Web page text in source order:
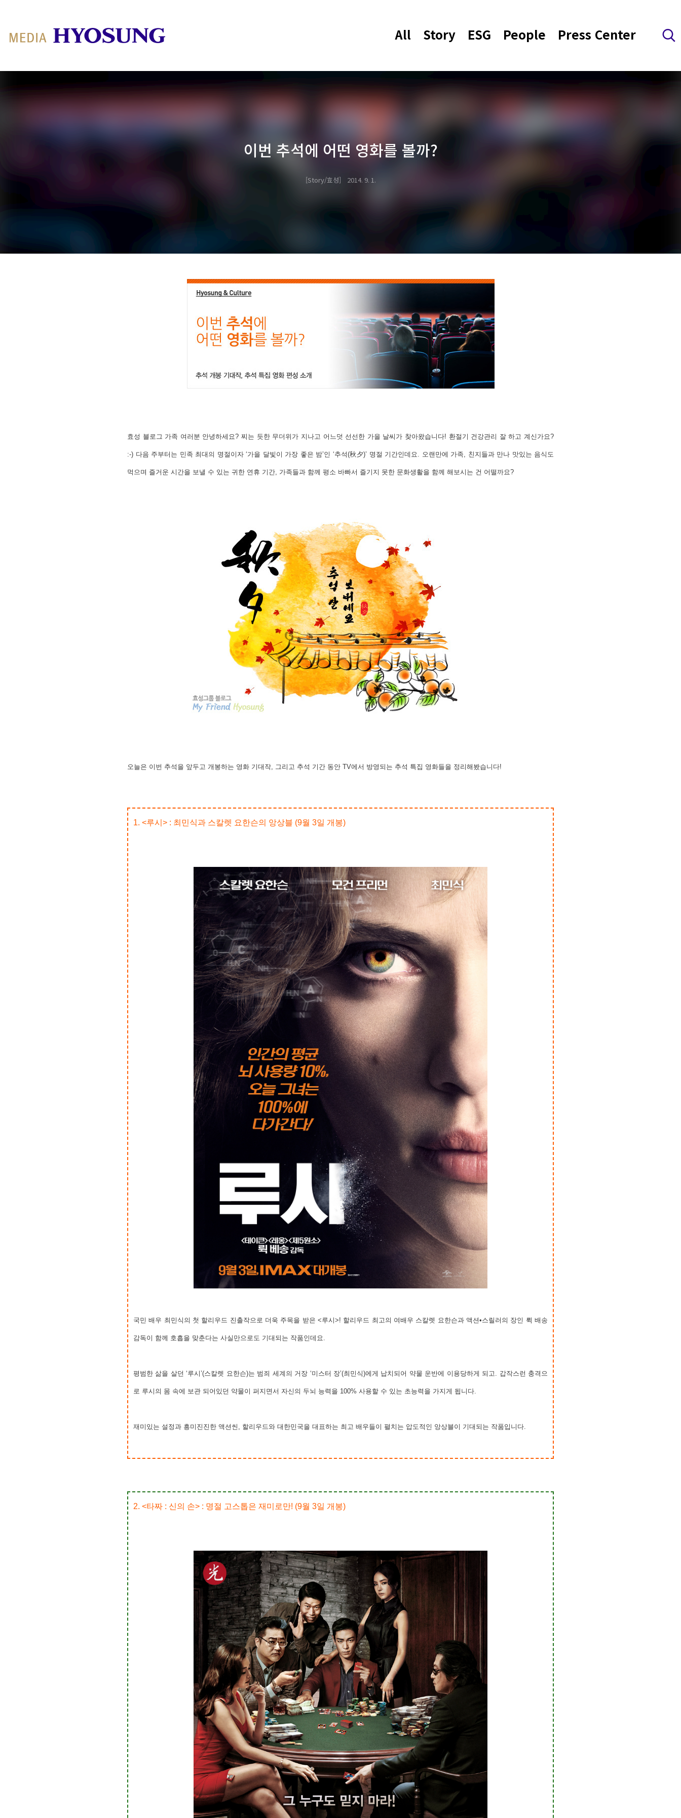
MY FRIEND HYOSUNG All Story ESG People Press Center 검색 레이어 열기
이번 추석에 어떤 영화를 볼까?
Story/효성 2014. 9. 1.
효성 블로그 가족 여러분 안녕하세요? 찌는 듯한 무더위가 지나고 어느덧 선선한 가을 날씨가 찾아왔습니다! 환절기 건강관리 잘 하고 계신가요?
:-) 다음 주부터는 민족 최대의 명절이자 ‘가을 달빛이 가장 좋은 밤’인 ‘추석(秋夕)’ 명절 기간인데요. 오랜만에 가족, 친지들과 만나 맛있는 음식도
먹으며 즐거운 시간을 보낼 수 있는 귀한 연휴 기간, 가족들과 함께 평소 바빠서 즐기지 못한 문화생활을 함께 해보시는 건 어떨까요?
오늘은 이번 추석을 앞두고 개봉하는 영화 기대작, 그리고 추석 기간 동안 TV에서 방영되는 추석 특집 영화들을 정리해봤습니다!
1. <루시> : 최민식과 스칼렛 요한슨의 앙상블 (9월 3일 개봉)
국민 배우 최민식의 첫 할리우드 진출작으로 더욱 주목을 받은 <루시>! 할리우드 최고의 여배우 스칼렛 요한슨과 액션•스릴러의 장인 뤽 배송
감독이 함께 호흡을 맞춘다는 사실만으로도 기대되는 작품인데요.
평범한 삶을 살던 ‘루시’(스칼렛 요한슨)는 범죄 세계의 거장 ‘미스터 장’(최민식)에게 납치되어 약물 운반에 이용당하게 되고. 갑작스런 충격으
로 루시의 몸 속에 보관 되어있던 약물이 퍼지면서 자신의 두뇌 능력을 100% 사용할 수 있는 초능력을 가지게 됩니다.
재미있는 설정과 흥미진진한 액션씬, 할리우드와 대한민국을 대표하는 최고 배우들이 펼치는 압도적인 앙상블이 기대되는 작품입니다.
2. <타짜 : 신의 손> : 명절 고스톱은 재미로만! (9월 3일 개봉)